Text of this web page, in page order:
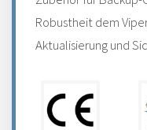
Robustheit dem
Aktualisierung und